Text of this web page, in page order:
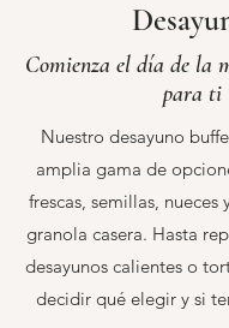
Comienza el día de la
para ti
Nuestro desayuno
amplia gama de
frescas, semillas, nueces
granola casera. Hasta
desayunos calientes o
decidir qué elegir y si